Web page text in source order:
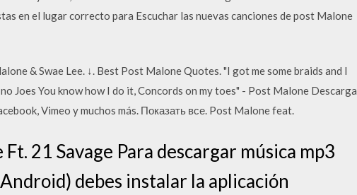
en el lugar correcto para Escuchar las nuevas canciones de post Malone
& Swae Lee. ↓. Best Post Malone Quotes. "I got me some braids and I
Joes You know how I do it, Concords on my toes" - Post Malone Descarga
Vimeo y muchos más. Показать все. Post Malone feat.
21 Savage Para descargar música mp3
debes instalar la aplicación